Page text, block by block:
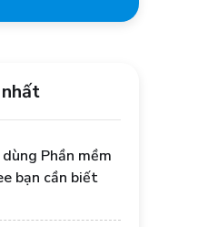
Phần mềm
bạn cần biết